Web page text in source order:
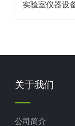
实验室仪器设
关于我们
公司简介